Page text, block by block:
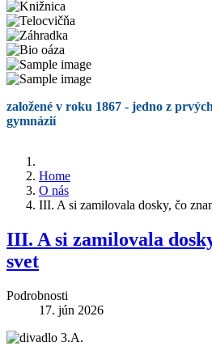
založené v roku 1867 - jedno z
gymnázií
Home
O nás
III. A si zamilovala dosky, čo
III. A si zamilovala
svet
Podrobnosti
17. jún 2026